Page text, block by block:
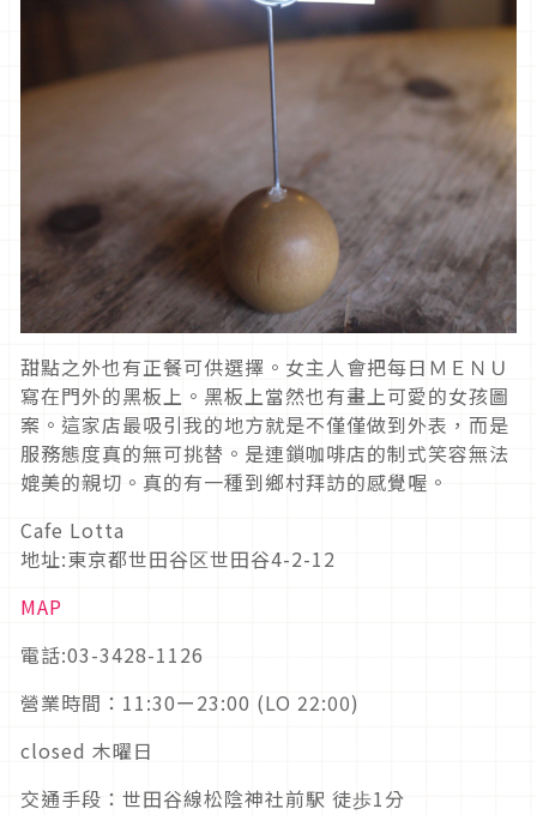
甜點之外也有正餐可供選擇。女主人會把每日ＭＥＮＵ
寫在門外的黑板上。黑板上當然也有畫上可愛的女孩圖
案。這家店最吸引我的地方就是不僅僅做到外表，而是
服務態度真的無可挑替。是連鎖咖啡店的制式笑容無法
媲美的親切。真的有一種到鄉村拜訪的感覺喔。
Cafe Lotta
地址:東京都世田谷区世田谷4-2-12
MAP
電話:03-3428-1126
營業時間：11:30ー23:00 (LO 22:00)
closed 木曜日
交通手段：世田谷線松陰神社前駅 徒歩1分